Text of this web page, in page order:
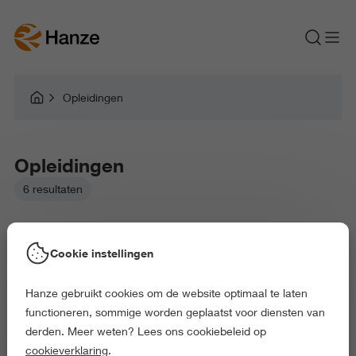
Opleidingen
Opleidingen
6 resultaten
Hulp bij je studiekeuze
Gekozen filters:
Cookie instellingen
Hanze gebruikt cookies om de website optimaal te laten
functioneren, sommige worden geplaatst voor diensten van
derden. Meer weten? Lees ons cookiebeleid op
cookieverklaring.